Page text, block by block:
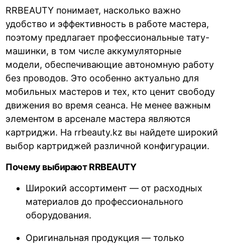
RRBEAUTY понимает, насколько важно
удобство и эффективность в работе мастера,
поэтому предлагает профессиональные тату-
машинки, в том числе аккумуляторные
модели, обеспечивающие автономную работу
без проводов. Это особенно актуально для
мобильных мастеров и тех, кто ценит свободу
движения во время сеанса. Не менее важным
элементом в арсенале мастера являются
картриджи. На rrbeauty.kz вы найдете широкий
выбор картриджей различной конфигурации.
Почему выбирают RRBEAUTY
Широкий ассортимент — от расходных
материалов до профессионального
оборудования.
Оригинальная продукция — только